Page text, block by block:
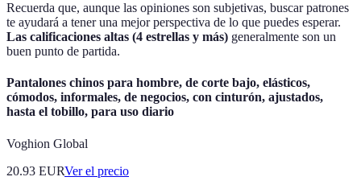
Recuerda que, aunque las opiniones son subjetivas, buscar patrones
te ayudará a tener una mejor perspectiva de lo que puedes esperar.
Las calificaciones altas (4 estrellas y más) generalmente son un
buen punto de partida.
Pantalones chinos para hombre, de corte bajo, elásticos,
cómodos, informales, de negocios, con cinturón, ajustados,
hasta el tobillo, para uso diario
Voghion Global
20.93 EURVer el precio